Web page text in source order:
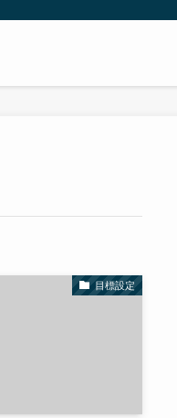
目標設定